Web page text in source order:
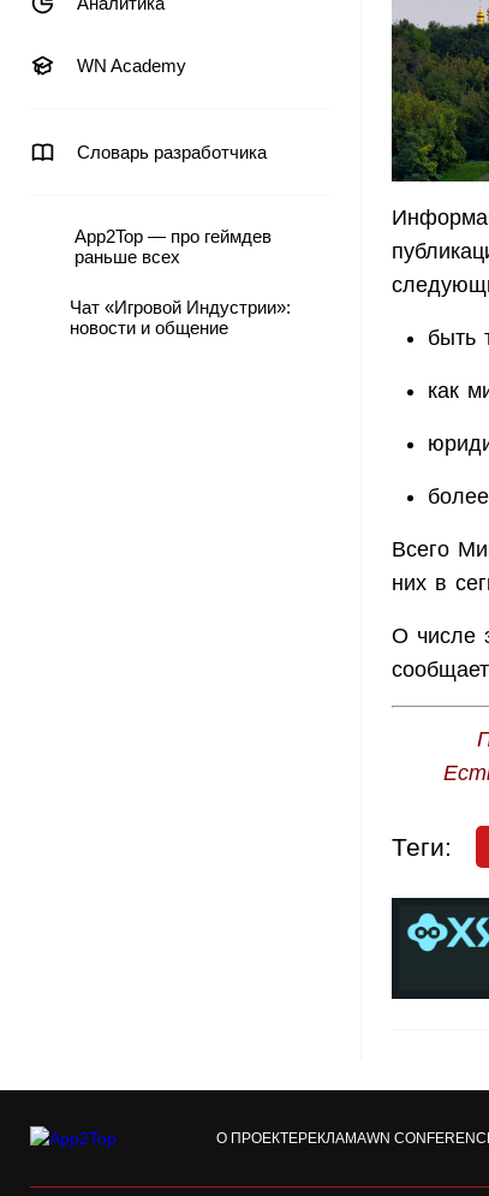
WN Academy
Словарь разработчика
App2Top — про геймдев
раньше всех
Чат «Игровой Индустрии»:
новости и общение
быть
как
Всего
них в
О числе
Теги:
О ПРОЕКТЕРЕКЛАМАWN